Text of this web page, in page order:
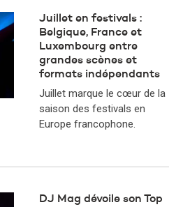
Juillet en festivals :
Belgique, France et
Luxembourg entre
grandes scènes et
formats indépendants
Juillet marque le cœur de la
saison des festivals en
Europe francophone.
DJ Mag dévoile son Top